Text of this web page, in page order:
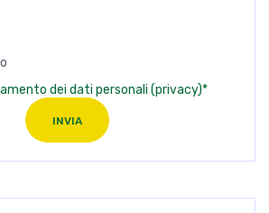
dei dati personali (privacy)*
INVIA